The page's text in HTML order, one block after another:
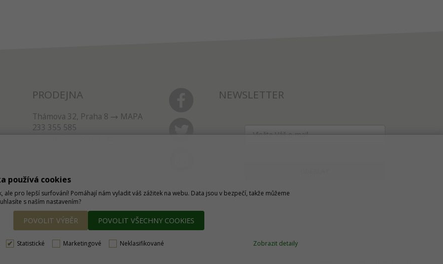
PRODEJNA
Thámova 32, Praha 8
MAPA
233 355 585
NEWSLETTER
používá cookies
ale pro lepší surfování! Pomáhají nám vyladit váš zážitek na webu. Data jsou v bezpečí, takže můžeme
s naším nastavením?
POVOLIT VÝBĚR POVOLIT VŠECHNY COOKIES
Statistické Marketingové Neklasifikované Zobrazit detaily